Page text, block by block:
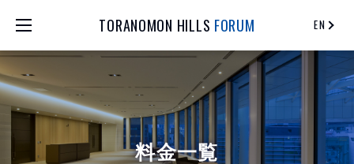
EN
TORANOMON HILLS FORUM
料金一覧